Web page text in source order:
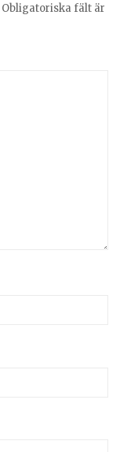
Obligatoriska fält är